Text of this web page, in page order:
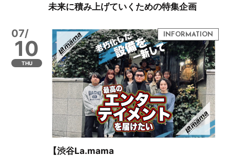
未来に積み上げていくための特集企画
07/
10
THU
【渋谷La.mama